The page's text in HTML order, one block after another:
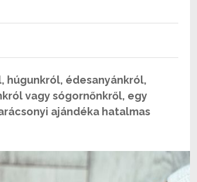
húgunkról, édesanyánkról,
vagy sógornőnkről, egy
ajándéka hatalmas